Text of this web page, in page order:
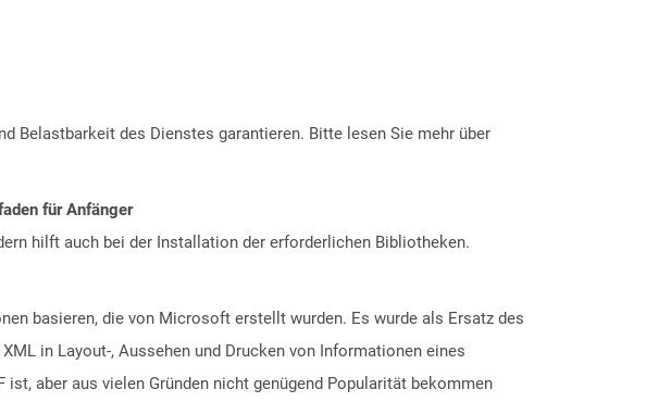
Belastbarkeit des Dienstes garantieren. Bitte lesen Sie mehr über
für Anfänger
hilft auch bei der Installation der erforderlichen Bibliotheken.
basieren, die von Microsoft erstellt wurden. Es wurde als Ersatz des
in Layout-, Aussehen und Drucken von Informationen eines
aber aus vielen Gründen nicht genügend Popularität bekommen